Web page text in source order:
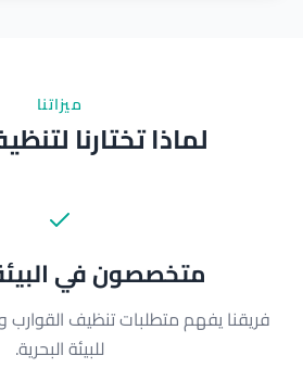
ميزاتنا
لماذا تختارنا
متخصصون في
فريقنا يفهم متطلبات تنظيف
للبيئة البحرية.